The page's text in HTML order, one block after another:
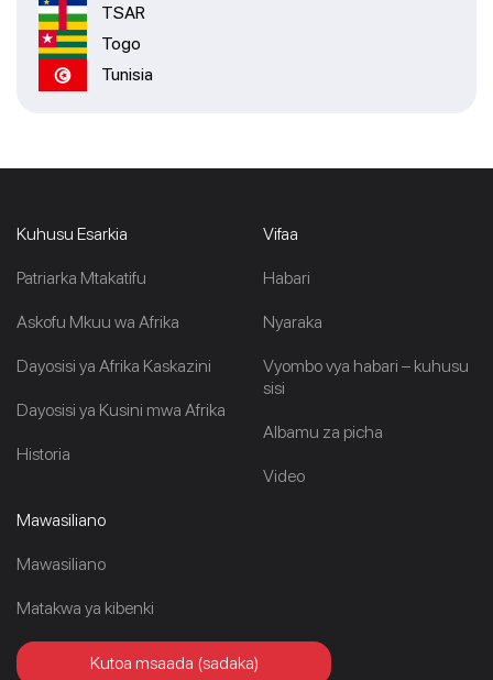
TSAR
Togo
Tunisia
Kuhusu Esarkia
Patriarka Mtakatifu
Askofu Mkuu wa Afrika
Dayosisi ya Afrika Kaskazini
Dayosisi ya Kusini mwa Afrika
Historia
Vifaa
Habari
Nyaraka
Vyombo vya habari – kuhusu
sisi
Albamu za picha
Video
Mawasiliano
Mawasiliano
Matakwa ya kibenki
Kutoa msaada (sadaka)